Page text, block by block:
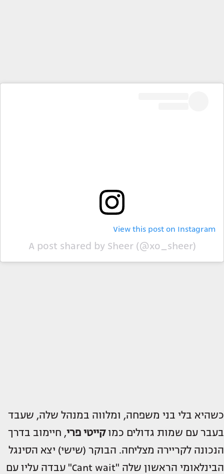
View this post on Instagram
A post shared by Sheer (@xo_sheer)
כשהיא בלי בני משפחה, ומלווה במנהל שלה, שעבד
בעבר עם שמות גדולים כמוקייטי פרי, חיימוב בדרך
הנכונה לקריירה מצליחה. הבוקר (שישי) יצא הסינגל
הבינלאומי הראשון שלה "Cant wait" עבדה עליו עם